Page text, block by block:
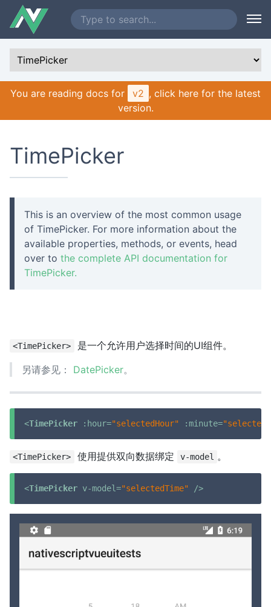
You are reading docs for v2 , click here for the latest
version.
TimePicker
This is an overview of the most common usage
of TimePicker. For more information about the
available properties, methods, or events, head
over to the complete API documentation for
TimePicker.
<TimePicker>
是一个允许用户选择时间的UI组件。
另请参见： DatePicker。
<TimePicker :hour="selectedHour" :minute=
<TimePicker> 使用提供双向数据绑定 v-model 。
<TimePicker v-model="selectedTime" />